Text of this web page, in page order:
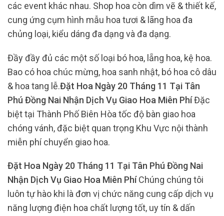
các event khác nhau. Shop hoa còn dìm vẽ & thiết kế,
cung ứng cụm hình mẫu hoa tươi & lãng hoa đa
chủng loại, kiểu dáng đa dạng và đa dạng.
Đầy đầy đủ các một số loại bó hoa, lẵng hoa, kệ hoa.
Bao có hoa chúc mừng, hoa sanh nhật, bó hoa cô dâu
& hoa tang lễ.Đặt Hoa Ngày 20 Tháng 11 Tại Tân
Phú Đồng Nai Nhận Dịch Vụ Giao Hoa Miên PhíĐặc
biệt tại Thành Phố Biên Hòa tốc độ bàn giao hoa
chóng vánh, đặc biệt quan trọng Khu Vực nội thành
miễn phí chuyển giao hoa.
Đặt Hoa Ngày 20 Tháng 11 Tại Tân Phú Đồng Nai
Nhận Dịch Vụ Giao Hoa Miên PhíChúng chúng tôi
luôn tự hào khi là đơn vị chức năng cung cấp dịch vụ
năng lượng điện hoa chất lượng tốt, uy tín & dấn